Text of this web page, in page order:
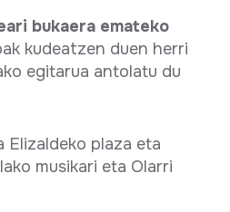
bukaera emateko
kudeatzen duen herri
egitarua antolatu du
Elizaldeko plaza eta
musikari eta Olarri